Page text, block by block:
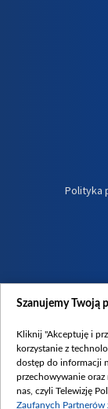
Polityka
Szanujemy Twoją
Kliknij "Akceptuję i
korzystanie z
dostęp do informacji
przechowywanie
nas, czyli Telewizję
Zaufanych Partnerów